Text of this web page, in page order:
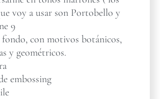
voy a usar son Portobello y
9
fondo, con motivos botánicos,
y geométricos.
embossing